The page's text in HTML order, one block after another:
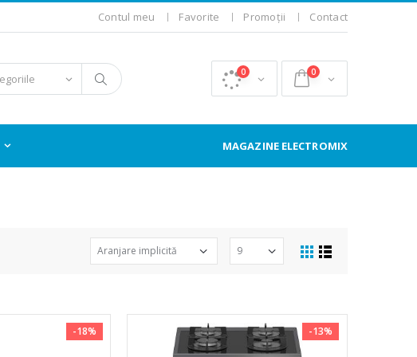
Contul meu Favorite Promoții Contact
0 0
MAGAZINE ELECTROMIX
-18% -13%